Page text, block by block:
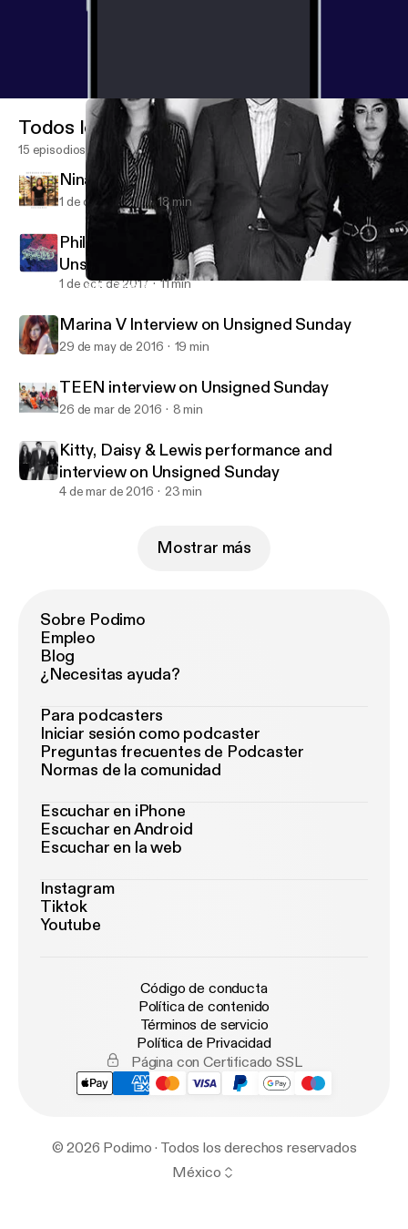
Kitty, Daisy & Lewis performance and interview on Unsigned
Todos los episodios
15 episodios
Nina Francis on 88.5 FM
1 de dic de 2017 18 min
Phil Pirrone (Desert Daze) Interview on
Unsigned Sunday
1 de oct de 2017 11 min
Marina V Interview on Unsigned Sunday
29 de may de 2016 19 min
TEEN interview on Unsigned Sunday
26 de mar de 2016 8 min
Kitty, Daisy & Lewis performance and
interview on Unsigned Sunday
4 de mar de 2016 23 min
Mostrar más
Sobre Podimo
Empleo
Blog
¿Necesitas ayuda?
Para podcasters
Iniciar sesión como podcaster
Preguntas frecuentes de Podcaster
Normas de la comunidad
Escuchar en iPhone
Escuchar en Android
Escuchar en la web
Instagram
Tiktok
Youtube
Código de conducta
Política de contenido
Términos de servicio
Política de Privacidad
Página con Certificado SSL
© 2026 Podimo · Todos los derechos reservados
México